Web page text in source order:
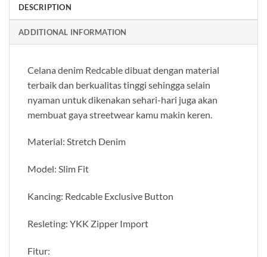
DESCRIPTION
ADDITIONAL INFORMATION
Celana denim Redcable dibuat dengan material
terbaik dan berkualitas tinggi sehingga selain
nyaman untuk dikenakan sehari-hari juga akan
membuat gaya streetwear kamu makin keren.
Material: Stretch Denim
Model: Slim Fit
Kancing: Redcable Exclusive Button
Resleting: YKK Zipper Import
Fitur: